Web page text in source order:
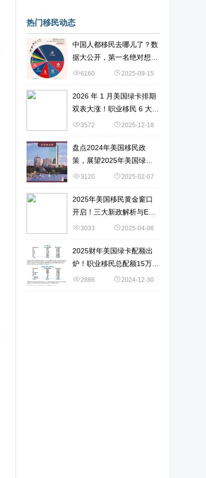
热门移民动态
中国人都移民去哪儿了？数
据大公开，第一名绝对想不
到6160 2025-09-15
2026 年 1 月美国绿卡排期
双表大涨！职业移民 6 大新
变化 + 申请策略
3572 2025-12-18
盘点2024年美国移民政
策，展望2025年美国绿卡
获取难度！
3120 2025-02-07
2025年美国移民黄金窗口
开启！三大新政解析与EB-
1A申请实战指南！
3033 2025-04-06
2025财年美国绿卡配额出
炉！职业移民总配额15万！
数据详解→
2886 2024-12-30